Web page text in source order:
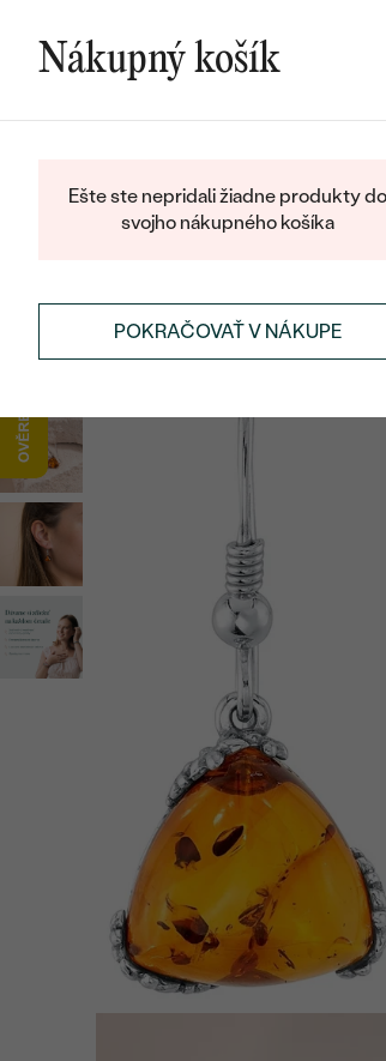
LETNÝ BLACK
BLOGŠPERKY NA MIERU
NÁUŠNICENÁUŠNICE S DRAHOKAMAMI
Nákupný košík
Ešte ste nepridali žiadne produkty do
svojho nákupného košíka
POKRAČOVAŤ V NÁKUPE